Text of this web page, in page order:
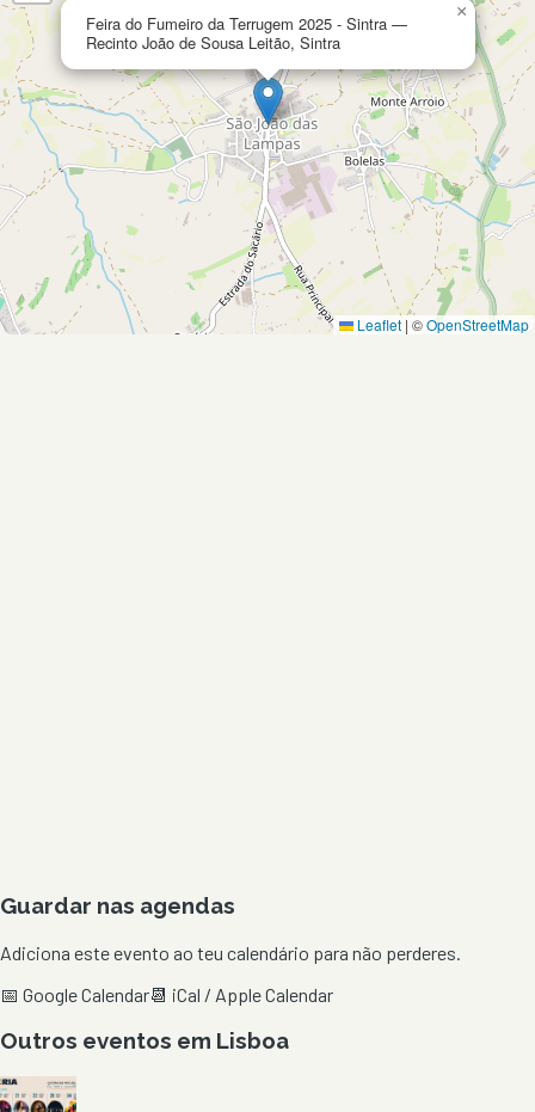
Feira do Fumeiro da Terrugem 2025 - Sintra —
Recinto João de Sousa Leitão, Sintra
×
Leaflet | ©OpenStreetMap
Guardar nas agendas
Adiciona este evento ao teu calendário para não perderes.
📅 Google Calendar📆 iCal / Apple Calendar
Outros eventos em Lisboa